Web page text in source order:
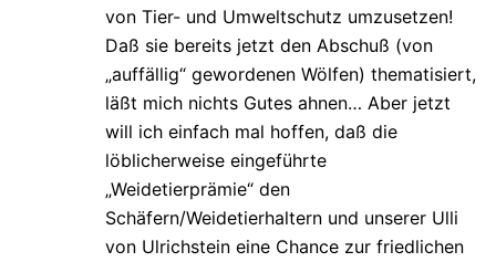
von Tier- und Umweltschutz umzusetzen!
Daß sie bereits jetzt den Abschuß (von
„auffällig“ gewordenen Wölfen) thematisiert,
läßt mich nichts Gutes ahnen… Aber jetzt
will ich einfach mal hoffen, daß die
löblicherweise eingeführte
„Weidetierprämie“ den
Schäfern/Weidetierhaltern und unserer Ulli
von Ulrichstein eine Chance zur friedlichen